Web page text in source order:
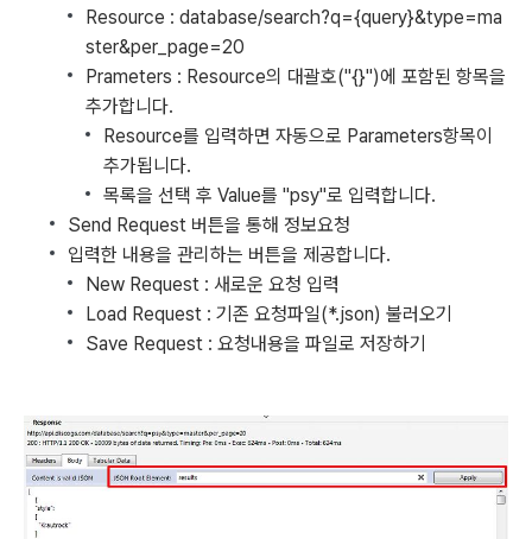
Resource : database/search?q={query}&type=ma
ster&per_page=20
Prameters : Resource의 대괄호("{}")에 포함된 항목을
추가합니다.
Resource를 입력하면 자동으로 Parameters항목이
추가됩니다.
목록을 선택 후 Value를 "psy"로 입력합니다.
Send Request 버튼을 통해 정보요청
입력한 내용을 관리하는 버튼을 제공합니다.
New Request : 새로운 요청 입력
Load Request : 기존 요청파일(*.json) 불러오기
Save Request : 요청내용을 파일로 저장하기